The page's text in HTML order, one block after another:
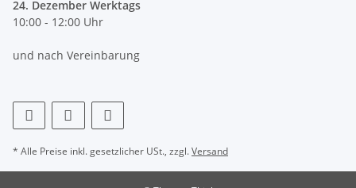
24. Dezember Werktags
10:00 - 12:00 Uhr
und nach Vereinbarung
* Alle Preise inkl. gesetzlicher USt., zzgl.Versand